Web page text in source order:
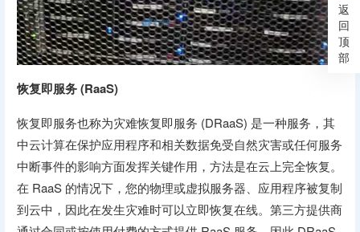
恢复即服务 (RaaS)
恢复即服务也称为灾难恢复即服务 (DRaaS) 是一种服务，其
中云计算在保护应用程序和相关数据免受自然灾害或任何服务
中断事件的影响方面发挥关键作用，方法是在云上完全恢复。
在 RaaS 的情况下，您的物理或虚拟服务器、应用程序被复制
到云中，因此在发生灾难时可以立即恢复在线。第三方提供商
返
回
顶
部